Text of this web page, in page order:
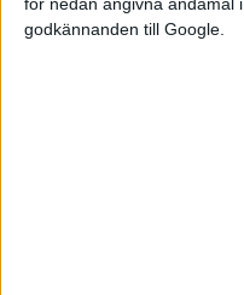
godkännanden till Google.
provkörning av